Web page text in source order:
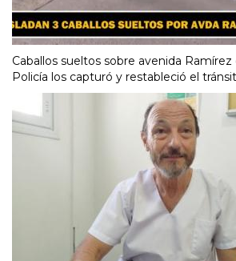
Caballos sueltos sobre avenida Ramírez
Policía los capturó y restableció el